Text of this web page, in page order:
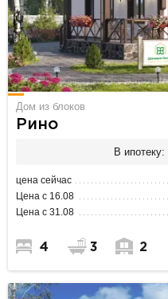
Дом из блоков
Рино
В ипотеку:
цена сейчас
Цена с 16.08
Цена с 31.08
4 3 2